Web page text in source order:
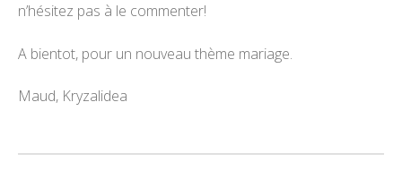
n’hésitez pas à le commenter!
A bientot, pour un nouveau thème mariage.
Maud, Kryzalidea